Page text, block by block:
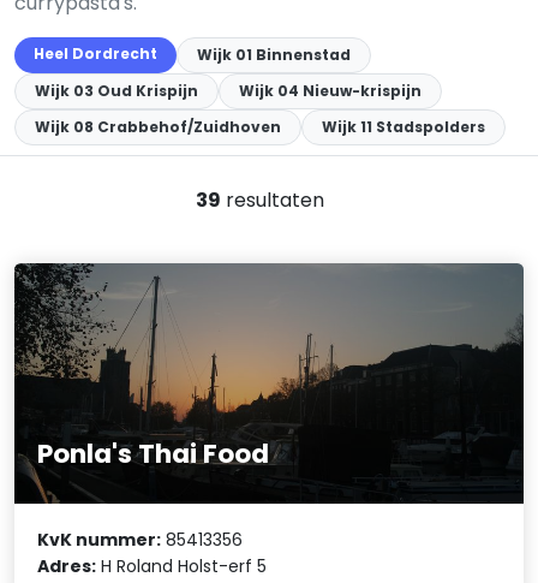
Heel Dordrecht
Wijk 01 Binnenstad
Wijk 03 Oud Krispijn
Wijk 04 Nieuw-krispijn
Wijk 08 Crabbehof/Zuidhoven
Wijk 11 Stadspolders
39 resultaten
Ponla's Thai Food
KvK nummer: 85413356
Adres: H Roland Holst-erf 5